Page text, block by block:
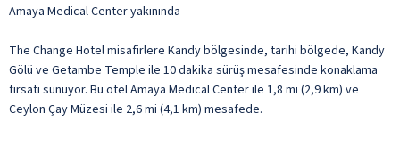
Amaya Medical Center yakınında
The Change Hotel misafirlere Kandy bölgesinde, tarihi bölgede, Kandy
Gölü ve Getambe Temple ile 10 dakika sürüş mesafesinde konaklama
fırsatı sunuyor. Bu otel Amaya Medical Center ile 1,8 mi (2,9 km) ve
Ceylon Çay Müzesi ile 2,6 mi (4,1 km) mesafede.